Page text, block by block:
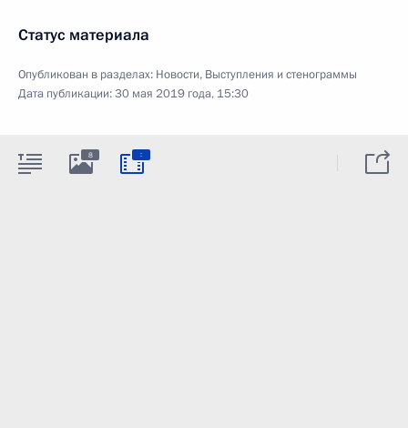
Статус материала
Опубликован в разделах: Новости, Выступления и стенограммы
Дата публикации:30 мая 2019 года, 15:30
8 :